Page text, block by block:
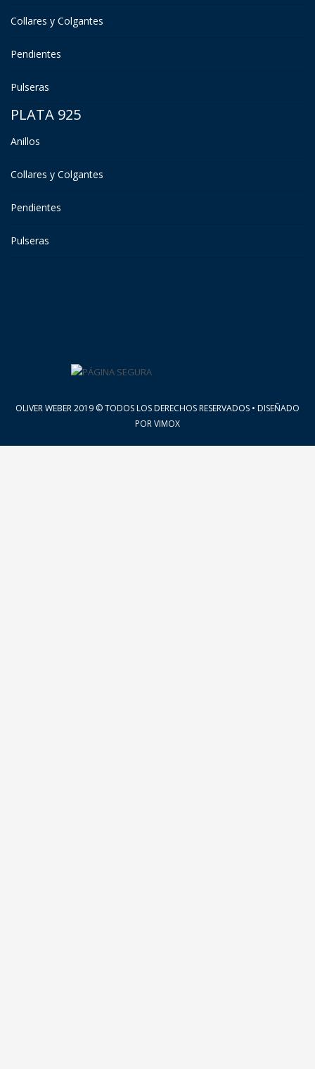
Collares y Colgantes
Pendientes
Pulseras
PLATA 925
Anillos
Collares y Colgantes
Pendientes
Pulseras
OLIVER WEBER 2019 © TODOS LOS DERECHOS RESERVADOS • DISEÑADO
PORVIMOX